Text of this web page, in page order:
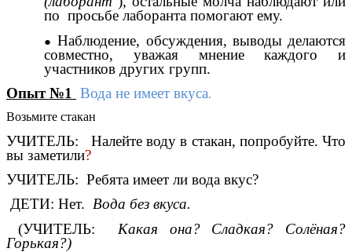
по просьбе лаборанта помогают ему.
Наблюдение, обсуждения, выводы делаются
совместно, уважая мнение каждого и
участников других групп.
Опыт №1
Вода не имеет вкуса.
Возьмите стакан
УЧИТЕЛЬ: Налейте воду в стакан, попробуйте. Что
вы заметили?
УЧИТЕЛЬ: Ребята имеет ли вода вкус?
ДЕТИ: Нет. Вода без вкуса.
(УЧИТЕЛЬ: Какая она? Сладкая? Солёная?
Горькая?)